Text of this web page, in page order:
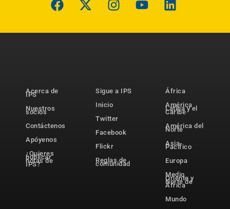
Acerca de
IPS
Nuestros
socios
Contáctenos
Apóyenos
¿Quieres
publicar
notas de
IPS?
Sigue a IPS
Inicio
Twitter
Facebook
Flickr
Reglas de
comunidad
África
América
Latina y el
Caribe
América del
Norte
Asia-
Pacífico
Europa
Medio
Oriente y
Norte de
África
Mundo